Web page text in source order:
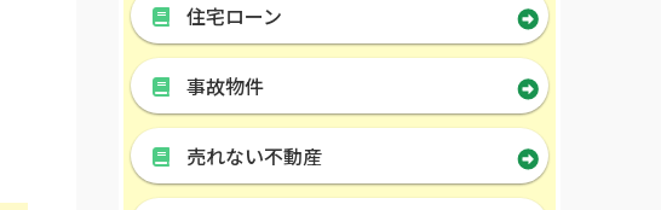
住宅ローン
事故物件
売れない不動産